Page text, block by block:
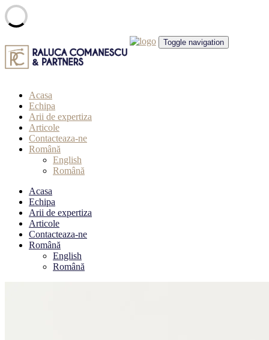
to
content
Toggle navigation
Acasa
Echipa
Arii de expertiza
Articole
Contacteaza-ne
Română
English
Română
Acasa
Echipa
Arii de expertiza
Articole
Contacteaza-ne
Română
English
Română